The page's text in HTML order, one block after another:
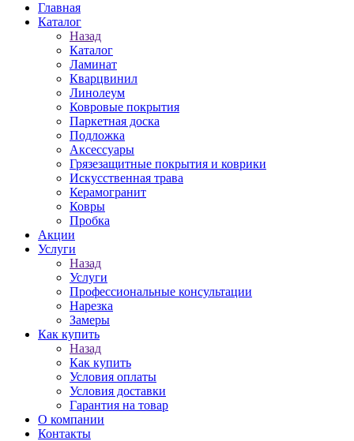
Главная
Каталог
Назад
Каталог
Ламинат
Кварцвинил
Линолеум
Ковровые покрытия
Паркетная доска
Подложка
Аксессуары
Грязезащитные покрытия и коврики
Искусственная трава
Керамогранит
Ковры
Пробка
Акции
Услуги
Назад
Услуги
Профессиональные консультации
Нарезка
Замеры
Как купить
Назад
Как купить
Условия оплаты
Условия доставки
Гарантия на товар
О компании
Контакты